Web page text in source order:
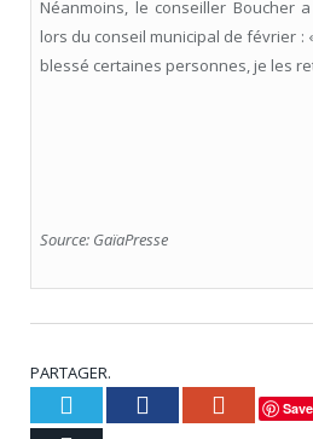
Néanmoins, le conseiller Boucher
lors du conseil municipal de février :
blessé certaines personnes, je les
Source: GaïaPresse
PARTAGER.
Twitter Facebook Google+
Save